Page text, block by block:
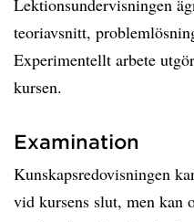
Lektionsundervisningen
teoriavsnitt,
Experimentellt arbete
kursen.
Examination
Kunskapsredovisningen
vid kursens slut, men kan